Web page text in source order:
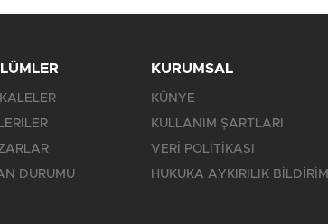
DURUMU
KURUMSAL
KÜNYE
KULLANIM ŞARTLARI
VERİ POLİTİKASI
HUKUKA AYKIRILIK BİLDİRİMİ